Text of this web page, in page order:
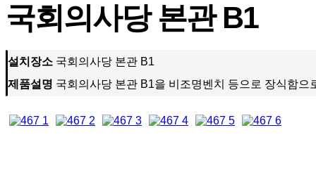
국회의사당 본관 B1
설치장소 국회의사당 본관 B1
제품설명 국회의사당 본관 B1을 비조명벤치 등으로 장식함